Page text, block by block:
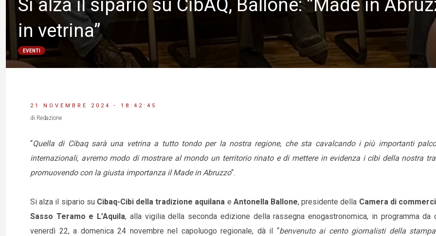
Si alza il sipario su CibAQ, Ballone: “Made in
in vetrina”
EVENTI
21 NOVEMBRE 2024 - 18:42:45
di Redazione
“Quella di Cibaq sarà una vetrina a tutto tondo per la nostra regione, che sta cavalcando i più importanti
internazionali, avremo modo di mostrare al mondo un territorio rinato e di mettere in evidenza i cibi della nostra
promuovendo con la giusta importanza il Made in Abruzzo“.
Si alza il sipario su Cibaq-Cibi della tradizione aquilana e Antonella Ballone, presidente della Camera di
Sasso Teramo e L’Aquila, alla vigilia della seconda edizione della rassegna enogastronomica, in programma da
venerdì 22, a domenica 24 novembre nel capoluogo regionale, dà il “benvenuto ai cento giornalisti della